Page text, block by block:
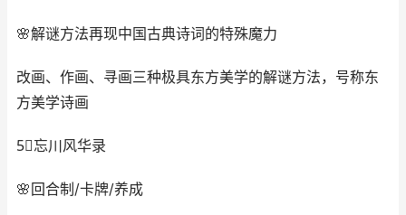
🌸解谜方法再现中国古典诗词的特殊魔力
改画、作画、寻画三种极具东方美学的解谜方法，号称东
方美学诗画
5⃣️忘川风华录
🌸回合制/卡牌/养成